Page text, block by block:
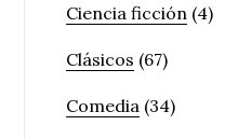
Ciencia ficción (4)
Clásicos (67)
Comedia (34)